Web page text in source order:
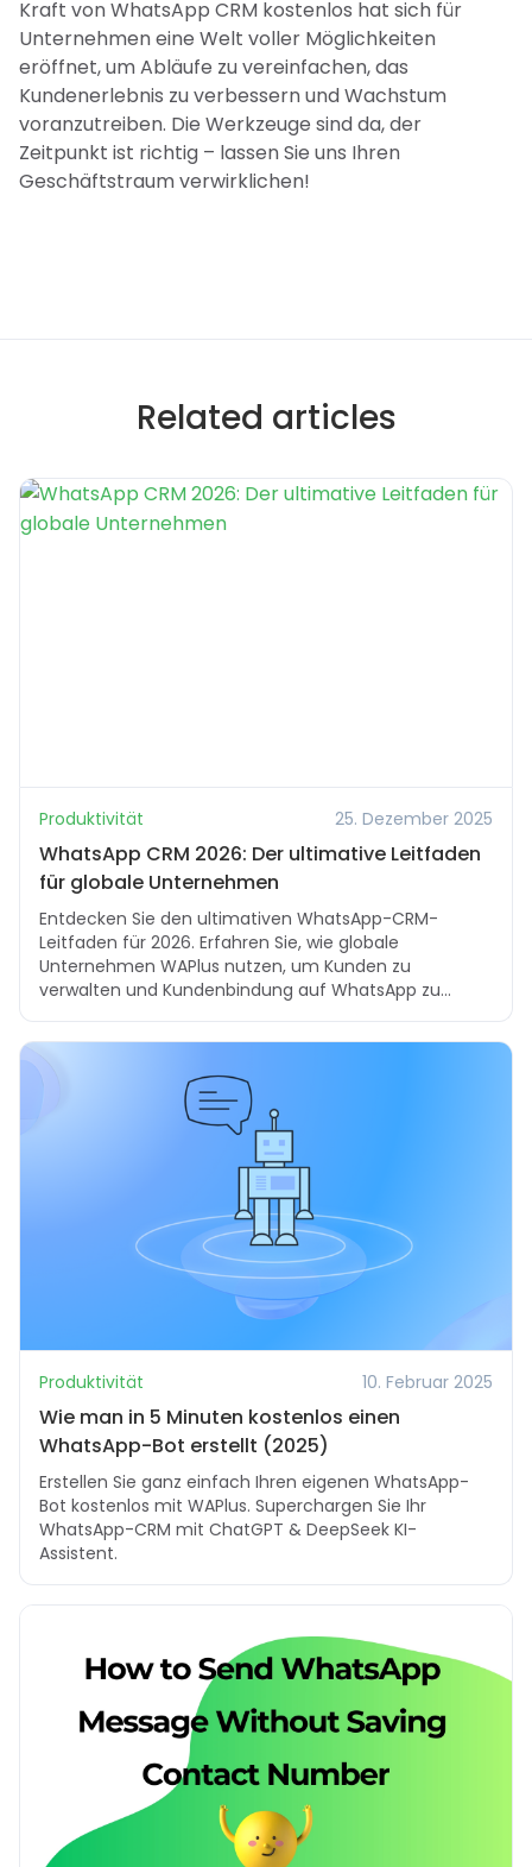
Kraft von WhatsApp CRM kostenlos hat sich für
Unternehmen eine Welt voller Möglichkeiten
eröffnet, um Abläufe zu vereinfachen, das
Kundenerlebnis zu verbessern und Wachstum
voranzutreiben. Die Werkzeuge sind da, der
Zeitpunkt ist richtig – lassen Sie uns Ihren
Geschäftstraum verwirklichen!
Related articles
Produktivität 25. Dezember 2025
WhatsApp CRM 2026: Der ultimative Leitfaden
für globale Unternehmen
Entdecken Sie den ultimativen WhatsApp-CRM-
Leitfaden für 2026. Erfahren Sie, wie globale
Unternehmen WAPlus nutzen, um Kunden zu
verwalten und Kundenbindung auf WhatsApp zu
Produktivität 10. Februar 2025
Wie man in 5 Minuten kostenlos einen
WhatsApp-Bot erstellt (2025)
Erstellen Sie ganz einfach Ihren eigenen WhatsApp-
Bot kostenlos mit WAPlus. Superchargen Sie Ihr
WhatsApp-CRM mit ChatGPT & DeepSeek KI-
Assistent.